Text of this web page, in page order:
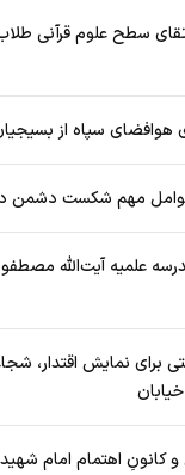
سطح علوم قرآنی
هوافضای سپاه از
عوامل مهم شکست
علمیه آیت‌الله
برای نمایش اقتدار،
و کانونِ اهتمام امام